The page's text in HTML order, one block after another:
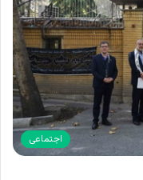
اجتماعی